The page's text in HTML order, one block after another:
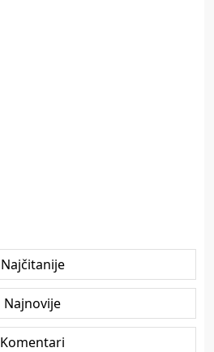
Najčitanije
Najnovije
Komentari